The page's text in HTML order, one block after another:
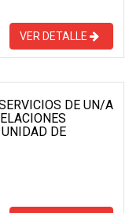
VER DETALLE
DE UN/A
DE